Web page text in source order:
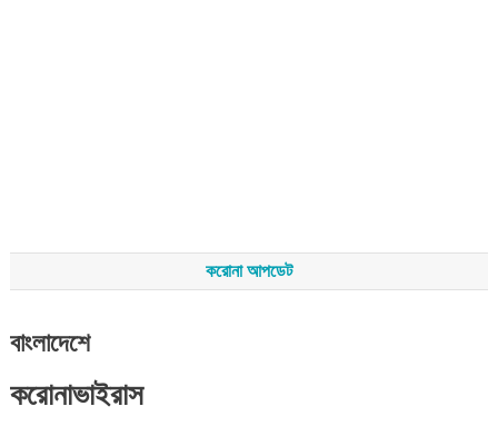
করোনা আপডেট
বাংলাদেশে
করোনাভাইরাস